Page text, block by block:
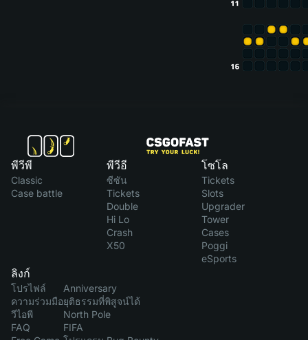
พีวีพี
Classic
Case battle
พีวีอี
ซีซัน
Tickets
Double
Hi Lo
Crash
X50
โซโล
Tickets
Slots
Upgrader
Tower
Cases
Poggi
eSports
ลิงก์
โปรไฟล์
ความร่วมมือ
วีไอพี
FAQ
Anniversary
ยุติธรรมที่พิสูจน์ได้
North Pole
FIFA